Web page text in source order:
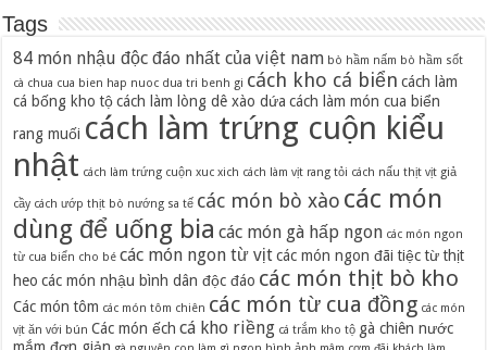
Tags
84 món nhậu độc đáo nhất của việt nam bò hầm nấm bò hầm sốt
cà chua cua bien hap nuoc dua tri benh gi cách kho cá biển cách làm
cá bống kho tộ cách làm lòng dê xào dứa cách làm món cua biển
rang muối cách làm trứng cuộn kiểu
nhật cách làm trứng cuộn xuc xich cách làm vịt rang tỏi cách nấu thịt vịt giả
cầy cách ướp thịt bò nướng sa tế các món bò xào các món
dùng để uống bia các món gà hấp ngon các món ngon
từ cua biển cho bé các món ngon từ vịt các món ngon đãi tiệc từ thịt
heo các món nhậu bình dân độc đáo các món thịt bò kho
Các món tôm các món tôm chiên các món từ cua đồng các món
vịt ăn với bún Các món ếch cá kho riềng cá trắm kho tộ gà chiên nước